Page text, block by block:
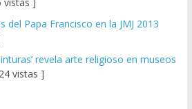
vistas ]
del Papa Francisco en la JMJ 2013
revela arte religioso en museos
vistas ]